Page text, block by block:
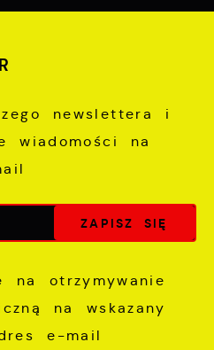
newslettera i
wiadomości na
na otrzymywanie
na wskazany
e-mail